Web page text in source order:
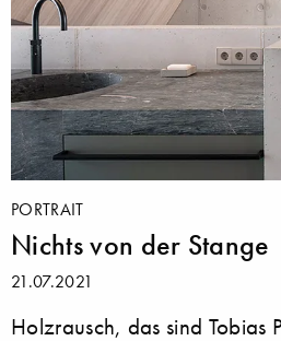
PORTRAIT
Nichts von der Stange
21.07.2021
Holzrausch, das sind Tobias